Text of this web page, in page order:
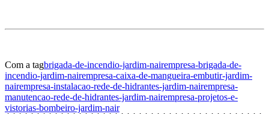
Com a tagbrigada-de-incendio-jardim-nairempresa-brigada-de-
incendio-jardim-nairempresa-caixa-de-mangueira-embutir-jardim-
nairempresa-instalacao-rede-de-hidrantes-jardim-nairempresa-
manutencao-rede-de-hidrantes-jardim-nairempresa-projetos-e-
vistorias-bombeiro-jardim-nair